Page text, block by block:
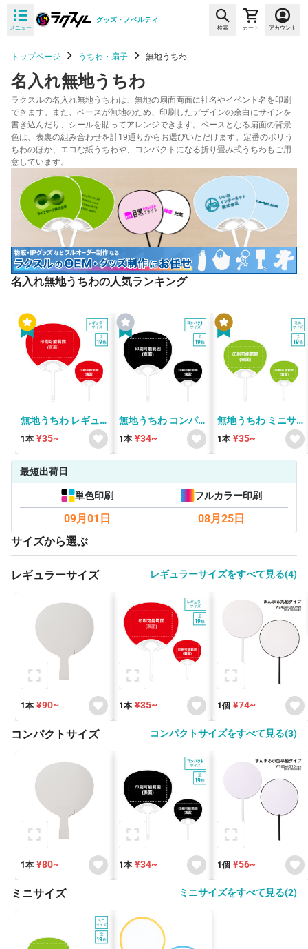
メニュー
グッズ・ノベルティ
検索 カート アカウント
トップページ うちわ・扇子 無地うちわ
名入れ無地うちわ
ラクスルの名入れ無地うちわは、無地の扇面両面に社名やイベント名を印刷
できます。また、ベースが無地のため、印刷したデザインの余白にサインを
書き込んだり、シールを貼ってアレンジできます。ベースとなる扇面の背景
色は、表裏の組み合わせを計19通りからお選びいただけます。定番のポリう
ちわのほか、エコな紙うちわや、コンパクトになる折り畳み式うちわもご用
意しています。
名入れ無地うちわの人気ランキング
無地うちわ レギュ
ラーサイズ
1本 ¥35~
無地うちわ コンパ
クトサイズ
1本 ¥34~
無地うちわ ミニサ
イズ
1本 ¥35~
最短出荷日
単色印刷
09月01日
フルカラー印刷
08月25日
サイズから選ぶ
レギュラーサイズ レギュラーサイズをすべて見る(4)
1本 ¥90~ 1本 ¥35~ 1個 ¥74~
コンパクトサイズ コンパクトサイズをすべて見る(3)
1本 ¥80~ 1本 ¥34~ 1個 ¥56~
ミニサイズ ミニサイズをすべて見る(2)